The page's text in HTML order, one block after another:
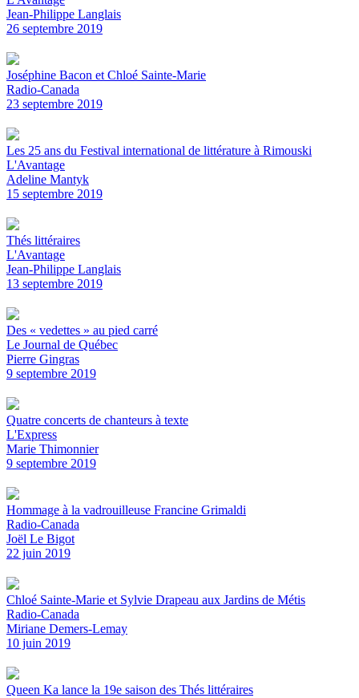
Jean-Philippe Langlais
26 septembre 2019
Joséphine Bacon et Chloé Sainte-Marie
Radio-Canada
23 septembre 2019
Les 25 ans du Festival international de littérature à Rimouski
L'Avantage
Adeline Mantyk
15 septembre 2019
Thés littéraires
L'Avantage
Jean-Philippe Langlais
13 septembre 2019
Des « vedettes » au pied carré
Le Journal de Québec
Pierre Gingras
9 septembre 2019
Quatre concerts de chanteurs à texte
L'Express
Marie Thimonnier
9 septembre 2019
Hommage à la vadrouilleuse Francine Grimaldi
Radio-Canada
Joël Le Bigot
22 juin 2019
Chloé Sainte-Marie et Sylvie Drapeau aux Jardins de Métis
Radio-Canada
Miriane Demers-Lemay
10 juin 2019
Queen Ka lance la 19e saison des Thés littéraires